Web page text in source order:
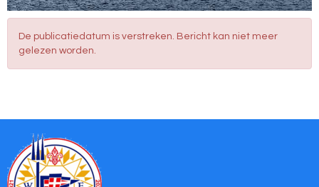
De publicatiedatum is verstreken. Bericht kan niet meer
gelezen worden.